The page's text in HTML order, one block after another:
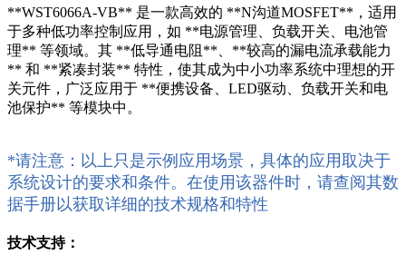
**WST6066A-VB** 是一款高效的 **N沟道MOSFET**，适用
于多种低功率控制应用，如 **电源管理、负载开关、电池管
理** 等领域。其 **低导通电阻**、**较高的漏电流承载能力
** 和 **紧凑封装** 特性，使其成为中小功率系统中理想的开
关元件，广泛应用于 **便携设备、LED驱动、负载开关和电
池保护** 等模块中。
*请注意：以上只是示例应用场景，具体的应用取决于
系统设计的要求和条件。在使用该器件时，请查阅其数
据手册以获取详细的技术规格和特性
技术支持：